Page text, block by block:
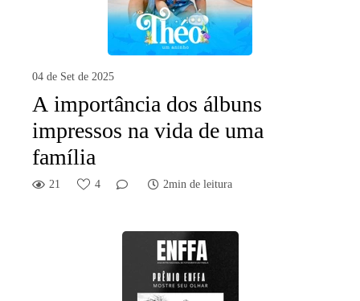
04 de Set de 2025
A importância dos álbuns
impressos na vida de uma
família
21 4 2min de leitura